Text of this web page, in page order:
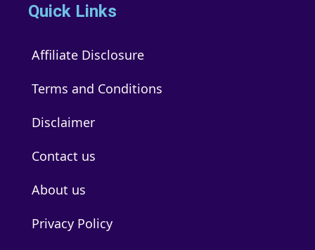
Quick Links
Affiliate Disclosure
Terms and Conditions
Disclaimer
Contact us
About us
Privacy Policy